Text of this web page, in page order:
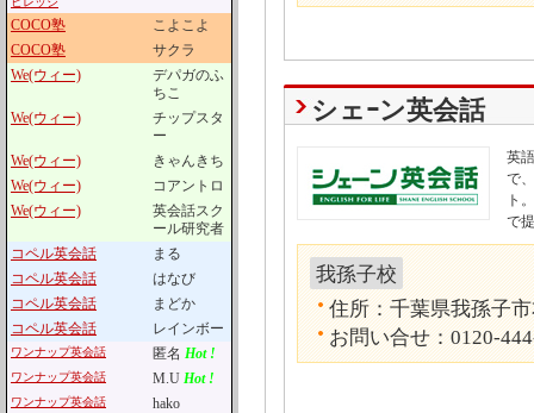
COCO塾
こよこよ
COCO塾
サクラ
We(ウィー)
デパガのふ
ちこ
We(ウィー)
チップスタ
ー
We(ウィー)
きゃんきち
We(ウィー)
コアントロ
We(ウィー)
英会話スク
ール研究者
コペル英会話
まる
コペル英会話
はなび
コペル英会話
まどか
コペル英会話
レインボー
ワンナップ英会話 匿名 Hot !
ワンナップ英会話 M.U Hot !
ワンナップ英会話 hako
シェｰン英会話
英
で
ト
で
我孫子校
住所：千葉県我孫子
お問い合せ：0120-